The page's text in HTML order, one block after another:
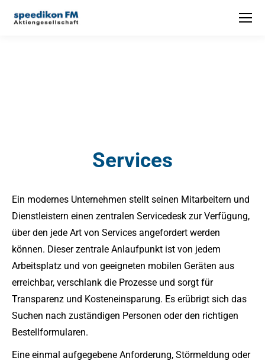
Services
Ein modernes Unternehmen stellt seinen Mitarbeitern und
Dienstleistern einen zentralen Servicedesk zur Verfügung,
über den jede Art von Services angefordert werden
können. Dieser zentrale Anlaufpunkt ist von jedem
Arbeitsplatz und von geeigneten mobilen Geräten aus
erreichbar, verschlank die Prozesse und sorgt für
Transparenz und Kosteneinsparung. Es erübrigt sich das
Suchen nach zuständigen Personen oder den richtigen
Bestellformularen.
Eine einmal aufgegebene Anforderung, Störmeldung oder